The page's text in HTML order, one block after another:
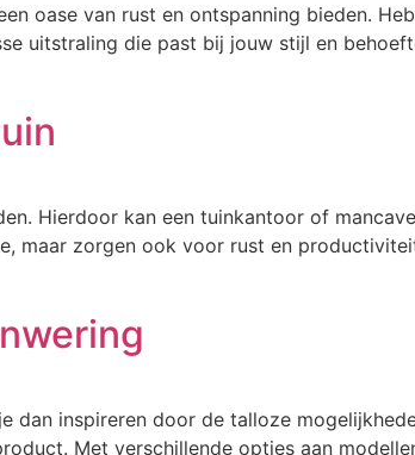
oase van rust en ontspanning bieden.
uitstraling die past bij jouw stijl en
Hierdoor kan een tuinkantoor of
maar zorgen ook voor rust en
inspireren door de talloze
Met verschillende opties aan